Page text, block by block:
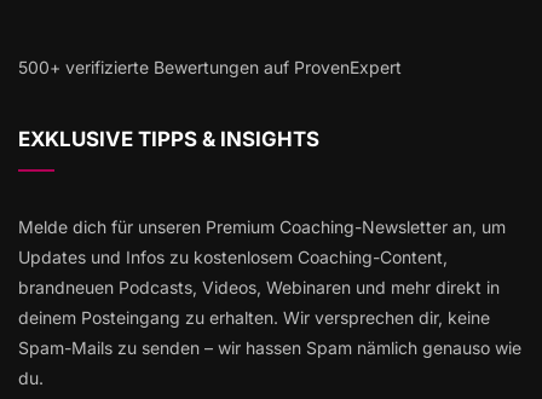
500+ verifizierte Bewertungen auf ProvenExpert
EXKLUSIVE TIPPS & INSIGHTS
Melde dich für unseren Premium Coaching-Newsletter an, um
Updates und Infos zu kostenlosem Coaching-Content,
brandneuen Podcasts, Videos, Webinaren und mehr direkt in
deinem Posteingang zu erhalten. Wir versprechen dir, keine
Spam-Mails zu senden – wir hassen Spam nämlich genauso wie
du.